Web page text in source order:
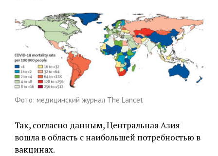
Фото: медицинский журнал The Lancet
Так, согласно данным, Центральная Азия
вошла в область с наибольшей потребностью в
вакцинах.